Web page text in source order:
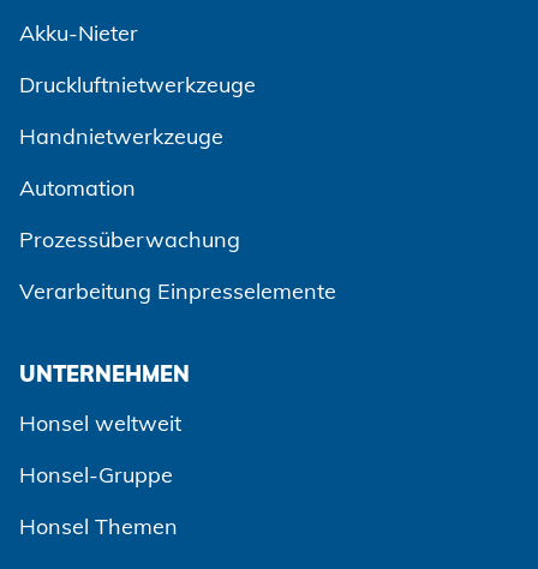
Akku-Nieter
Druckluftnietwerkzeuge
Handnietwerkzeuge
Automation
Prozessüberwachung
Verarbeitung Einpresselemente
UNTERNEHMEN
Honsel weltweit
Honsel-Gruppe
Honsel Themen